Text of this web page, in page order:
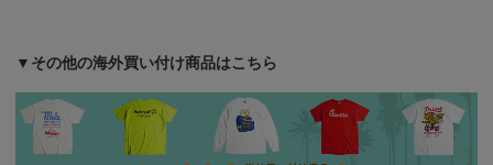
▼その他の海外買い付け商品はこちら